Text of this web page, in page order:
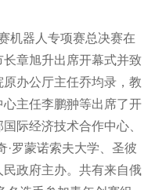
机器人专项赛总决赛在
章旭升出席开幕式并致
办公厅主任乔均录，教
主任李鹏翀等出席了开
际经济技术合作中心、
·罗蒙诺索夫大学、圣彼
政府主办。共有来自俄